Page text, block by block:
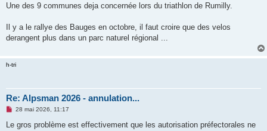
Une des 9 communes deja concernée lors du triathlon de Rumilly.
Il y a le rallye des Bauges en octobre, il faut croire que des velos
derangent plus dans un parc naturel régional ...
h-tri
Re: Alpsman 2026 - annulation...
M
s
28 mai 2026, 11:17
Le gros problème est effectivement que les autorisation préfectorales ne